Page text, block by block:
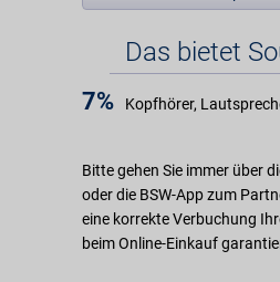
Das bietet
7% Kopfhörer,
Bitte gehen Sie immer über
oder die BSW-App zum
eine korrekte Verbuchung
beim Online-Einkauf